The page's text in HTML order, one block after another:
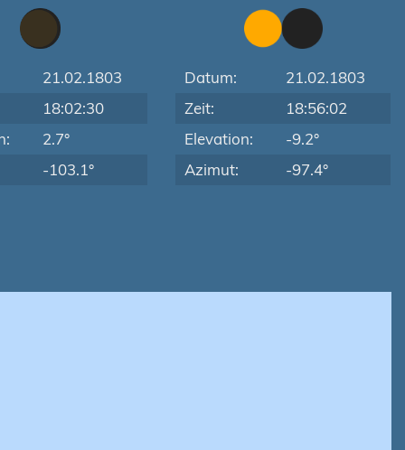
21.02.1803
18:02:30
2.7°
-103.1°
Datum:
21.02.1803
Zeit:
18:56:02
Elevation:
-9.2°
Azimut:
-97.4°